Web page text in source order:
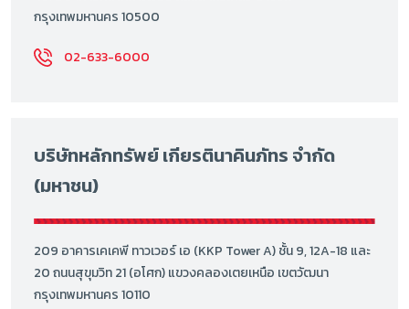
กรุงเทพมหานคร 10500
02-633-6000
บริษัทหลักทรัพย์ เกียรตินาคินภัทร จำกัด
(มหาชน)
209 อาคารเคเคพี ทาวเวอร์ เอ (KKP Tower A) ชั้น 9, 12A-18 และ
20 ถนนสุขุมวิท 21 (อโศก) แขวงคลองเตยเหนือ เขตวัฒนา
กรุงเทพมหานคร 10110